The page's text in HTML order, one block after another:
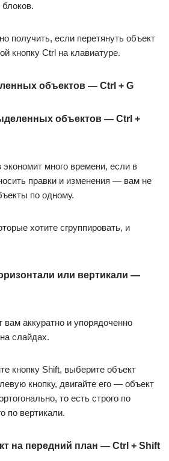
получить, если перетянуть объект
кнопку Ctrl на клавиатуре.
объектов — Ctrl + G
объектов — Ctrl +
экономит много времени, если в
правки и изменения — вам не
по одному.
хотите сгруппировать, и
или вертикали —
аккуратно и упорядоченно
слайдах.
кнопку Shift, выберите объект
кнопку, двигайте его — объект
то есть строго по
по вертикали.
на передний план — Ctrl + Shift